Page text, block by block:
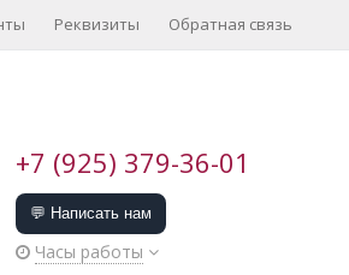
Реквизиты Обратная связь
+7 (925) 379-36-01
💬 Написать нам
Часы работы